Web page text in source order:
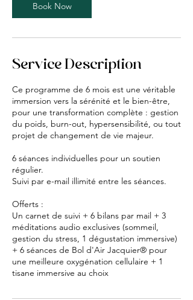
Book Now
Service Description
Ce programme de 6 mois est une véritable
immersion vers la sérénité et le bien-être,
pour une transformation complète : gestion
du poids, burn-out, hypersensibilité, ou tout
projet de changement de vie majeur.
6 séances individuelles pour un soutien
régulier.
Suivi par e-mail illimité entre les séances.
Offerts :
Un carnet de suivi + 6 bilans par mail + 3
méditations audio exclusives (sommeil,
gestion du stress, 1 dégustation immersive)
+ 6 séances de Bol d'Air Jacquier® pour
une meilleure oxygénation cellulaire + 1
tisane immersive au choix